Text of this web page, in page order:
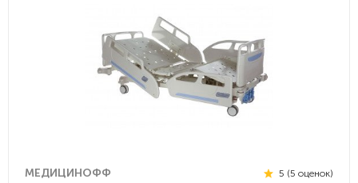
МЕДИЦИНОФФ 5 (5 оценок)